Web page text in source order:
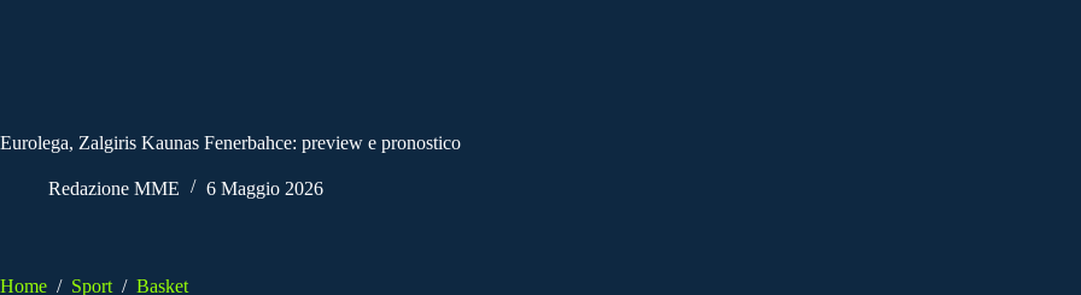
Eurolega, Zalgiris Kaunas Fenerbahce: preview e pronostico
Redazione MME 6 Maggio 2026
Home / Sport / Basket